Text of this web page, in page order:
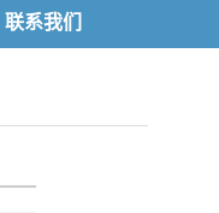
联系我们